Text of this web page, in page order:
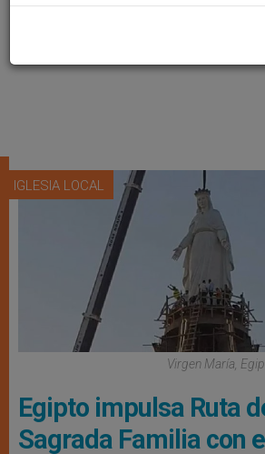
IGLESIA LOCAL
Virgen María,
Egipto impulsa Ruta
Sagrada Familia con